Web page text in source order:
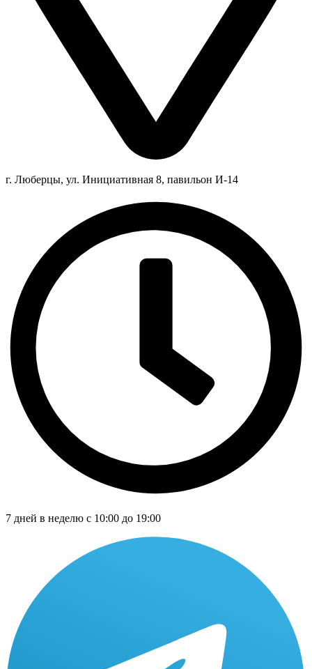
г. Люберцы, ул. Инициативная 8, павильон И-14
7 дней в неделю с 10:00 до 19:00